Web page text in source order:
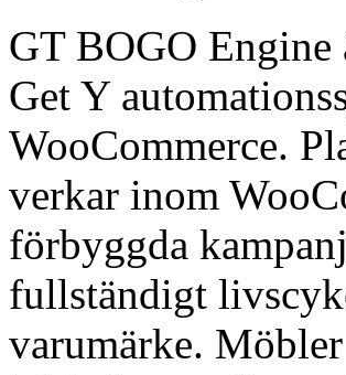
GT BOGO Engine
Get Y
WooCommerce.
verkar inom
förbyggda
fullständigt
varumärke.